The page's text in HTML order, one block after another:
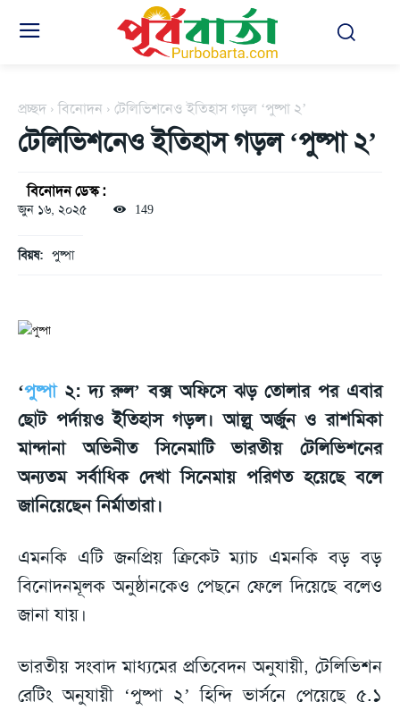
প্রচ্ছদ বিনোদন টেলিভিশনেও ইতিহাস গড়ল ‘পুষ্পা ২’
টেলিভিশনেও ইতিহাস গড়ল ‘পুষ্পা ২’
বিনোদন ডেস্ক :
জুন ১৬, ২০২৫ 149
বিয়ষ: পুষ্পা
‘পুষ্পা২: দ্য রুল’ বক্স অফিসে ঝড় তোলার পর এবার
ছোট পর্দায়ও ইতিহাস গড়ল। আল্লু অর্জুন ও রাশমিকা
মান্দানা অভিনীত সিনেমাটি ভারতীয় টেলিভিশনের
অন্যতম সর্বাধিক দেখা সিনেমায় পরিণত হয়েছে বলে
জানিয়েছেন নির্মাতারা।
এমনকি এটি জনপ্রিয় ক্রিকেট ম্যাচ এমনকি বড় বড়
বিনোদনমূলক অনুষ্ঠানকেও পেছনে ফেলে দিয়েছে বলেও
জানা যায়।
ভারতীয় সংবাদ মাধ্যমের প্রতিবেদন অনুযায়ী, টেলিভিশন
রেটিং অনুযায়ী ‘পুষ্পা ২’ হিন্দি ভার্সনে পেয়েছে ৫.১